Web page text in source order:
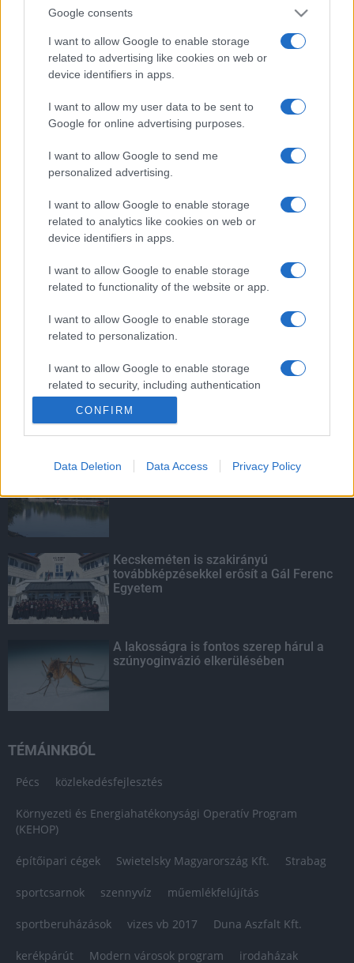
Google consents
I want to allow Google to enable storage
related to advertising like cookies on web or
device identifiers in apps.
I want to allow my user data to be sent to
Google for online advertising purposes.
I want to allow Google to send me
personalized advertising.
I want to allow Google to enable storage
related to analytics like cookies on web or
device identifiers in apps.
I want to allow Google to enable storage
related to functionality of the website or app.
I want to allow Google to enable storage
related to personalization.
I want to allow Google to enable storage
related to security, including authentication
functionality and fraud prevention, and other
user protection.
CONFIRM
Data Deletion Data Access Privacy Policy
HÍRDETÉS
LEGOLVASOTTABB
Szerdától rárajtolhatunk a jövő nyári
foci-Eb jegyeire
mentettek a sásdi tűzoltók
Mit lát és mit lát nem a VÉDA?
Megérkezett az eső a Duna
Kecskeméten is szakirányú
továbbképzésekkel erősít a Gál Ferenc
Egyetem
A lakosságra is fontos szerep hárul a
szúnyoginvázió elkerülésében
TÉMÁINKBÓL
Pécs közlekedésfejlesztés
Környezeti és Energiahatékonysági Operatív Program
(KEHOP)
építőipari cégek Swietelsky Magyarország Kft. Strabag
sportcsarnok szennyvíz műemlékfelújítás
sportberuházások vizes vb 2017 Duna Aszfalt Kft.
kerékpárút Modern városok program irodaházak